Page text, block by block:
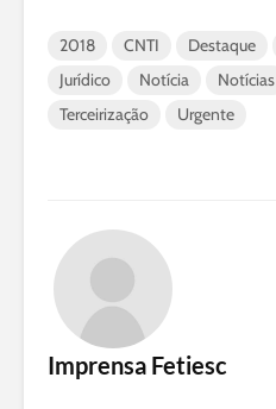
2018 CNTI Destaque
Jurídico
Notícia Notícias
Terceirização
Urgente
Imprensa Fetiesc